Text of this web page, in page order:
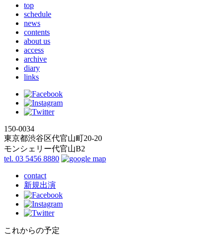
top
schedule
news
contents
about us
access
archive
diary
links
150-0034
東京都渋谷区代官山町20-20
モンシェリー代官山B2
tel. 03 5456 8880
contact
新規出演
これからの予定